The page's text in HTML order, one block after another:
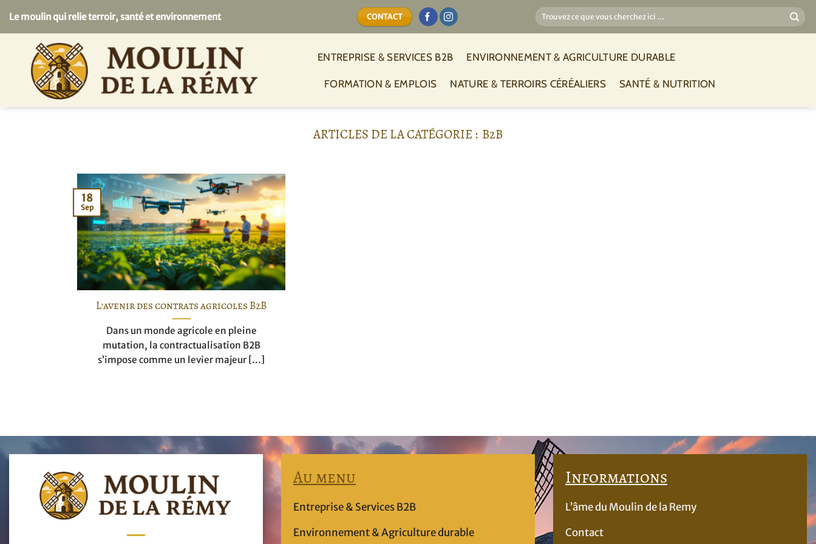
au
Le moulin qui relie terroir, santé et environnement CONTACT
ENTREPRISE & SERVICES B2B ENVIRONNEMENT & AGRICULTURE DURABLE
FORMATION & EMPLOIS NATURE & TERROIRS CÉRÉALIERS SANTÉ & NUTRITION
B2B
L’avenir des contrats agricoles B2B
Dans un monde agricole en pleine
mutation, la contractualisation B2B
s’impose comme un levier majeur [...]
18
Sep
Au menu
Entreprise & Services B2B
Environnement & Agriculture durable
Informations
L’âme du Moulin de la Remy
Contact